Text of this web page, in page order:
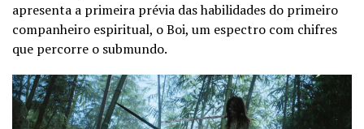
apresenta a primeira prévia das habilidades do primeiro
companheiro espiritual, o Boi, um espectro com chifres
que percorre o submundo.